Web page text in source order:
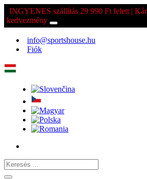
INGYENES szállítás 29 990 Ft felett |
kedvezmény
info@sportshouse.hu
Fiók